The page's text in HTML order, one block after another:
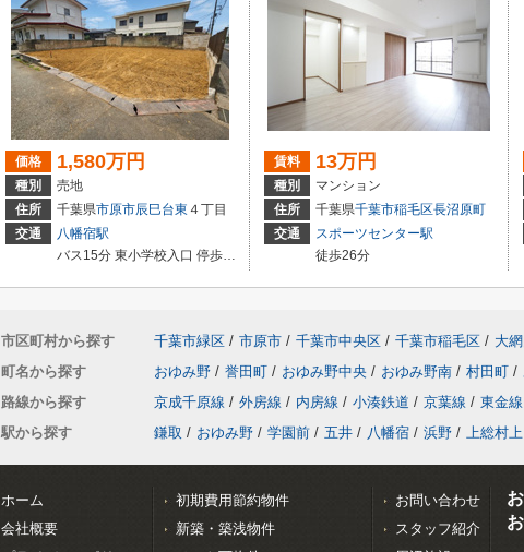
価格 1,580万円
種別
売地
住所
千葉県市原市辰巳台東 ４丁目
交通
八幡宿駅
バス15分 東小学校入口 停歩2分
賃料 13万円
種別
マンション
住所
千葉県千葉市稲毛区長沼原町
交通
スポーツセンター駅
徒歩26分
市区町村から探す 千葉市緑区 / 市原市 / 千葉市中央区 / 千葉市稲毛区 / 大
町名から探す
おゆみ野 / 誉田町 / おゆみ野中央 / おゆみ野南 / 村田町 /
路線から探す
京成千原線 / 外房線 / 内房線 / 小湊鉄道 / 京葉線 / 東金線
駅から探す
鎌取 / おゆみ野 / 学園前 / 五井 / 八幡宿 / 浜野 / 上総村上
ホーム
会社概要
初期費用節約物件
新築・築浅物件
お問い合わせ
スタッフ紹介